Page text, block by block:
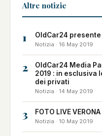
Altre notizie
1 OldCar24 presente
Notizia · 16 May 2019
2
OldCar24 Media
2019 : in esclusiva
dei privati
Notizia · 14 May 2019
3 FOTO LIVE
Notizia · 10 May 2019